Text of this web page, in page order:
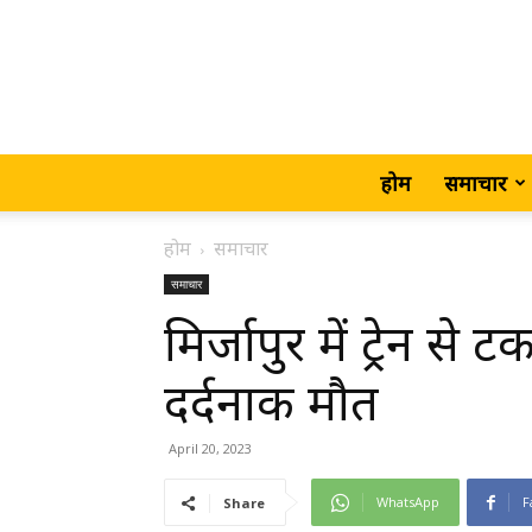
होम समाचार
होम समाचार
समाचार
मिर्जापुर में ट्रेन से
दर्दनाक मौत
April 20, 2023
Share WhatsApp